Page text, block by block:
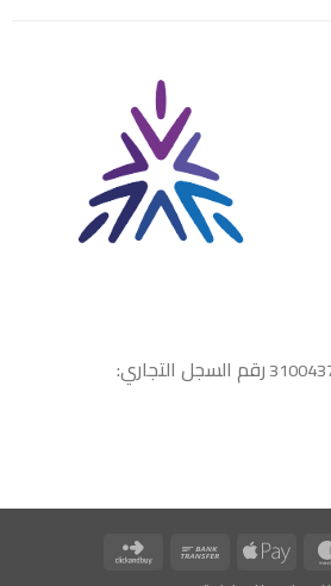
رقم السجل التجاري:
MasterCard
Apple
Pay
Bank